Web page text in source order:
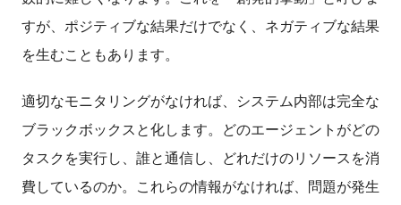
すが、ポジティブな結果だけでなく、ネガティブな結果
を生むこともあります。
適切なモニタリングがなければ、システム内部は完全な
ブラックボックスと化します。どのエージェントがどの
タスクを実行し、誰と通信し、どれだけのリソースを消
費しているのか。これらの情報がなければ、問題が発生